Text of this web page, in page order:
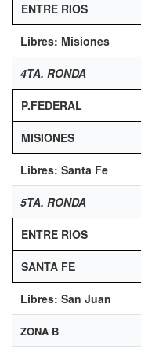
ENTRE RIOS
Libres: Misiones
4TA. RONDA
P.FEDERAL
MISIONES
Libres: Santa Fe
5TA. RONDA
ENTRE RIOS
SANTA FE
Libres: San Juan
ZONA B